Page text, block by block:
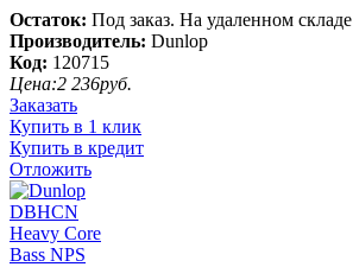
Остаток: Под заказ. На удаленном складе
Производитель: Dunlop
Код: 120715
Цена:2 236руб.
Заказать
Купить в 1 клик
Купить в кредит
Отложить